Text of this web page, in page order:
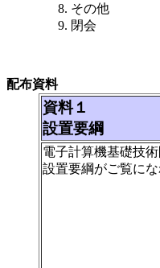
その他
閉会
配布資料
資料１
設置要綱
電子計算機基礎技
設置要綱がご覧にな